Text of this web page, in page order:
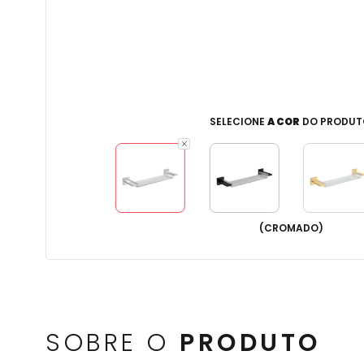
SELECIONE A COR DO
(CROMADO)
SOBRE O PRODUTO